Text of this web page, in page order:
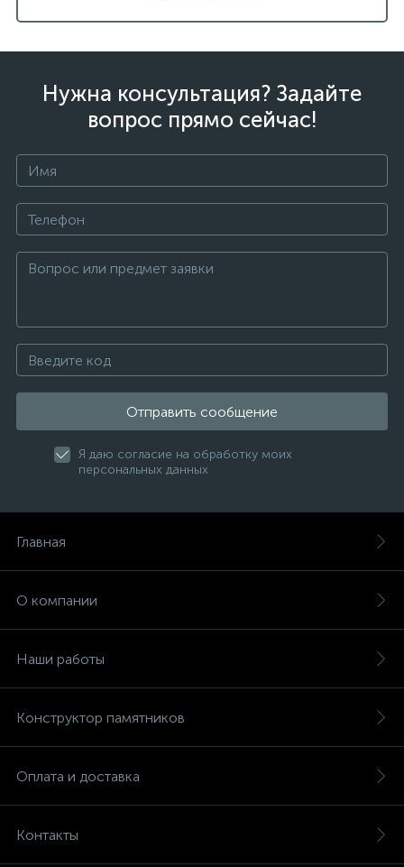
Нужна консультация? Задайте
вопрос прямо сейчас!
Отправить сообщение
Я даю согласие на обработку моих
персональных данных
Главная
О компании
Наши работы
Конструктор памятников
Оплата и доставка
Контакты